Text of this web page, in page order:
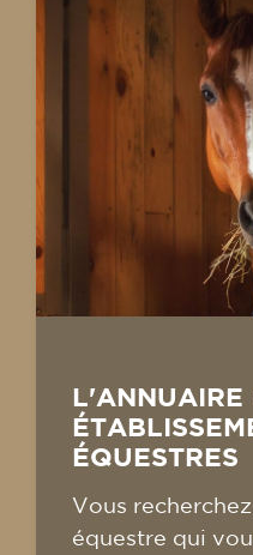
L'ANNUAIRE
ÉQUESTRES
Vous
équestre qui